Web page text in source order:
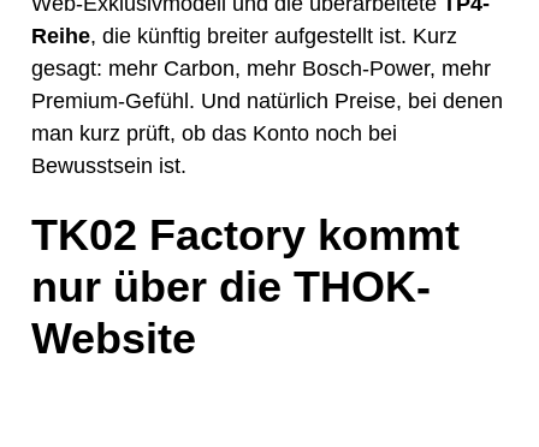
Reihe, die künftig breiter aufgestellt ist. Kurz
gesagt: mehr Carbon, mehr Bosch-Power, mehr
Premium-Gefühl. Und natürlich Preise, bei denen
man kurz prüft, ob das Konto noch bei
Bewusstsein ist.
TK02 Factory kommt
nur über die THOK-
Website